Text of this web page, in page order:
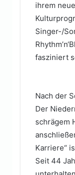
ihrem
Singer-/
fasziniert
Nach der
Der
schrägem
Karriere“
Seit 44